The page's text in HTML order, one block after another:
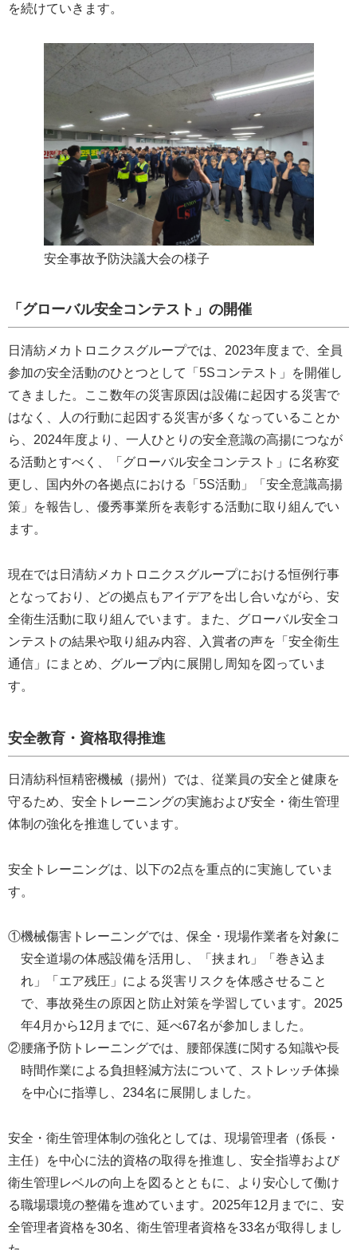
を続けていきます。
安全事故予防決議大会の様子
「グローバル安全コンテスト」の開催
日清紡メカトロニクスグループでは、2023年度まで、全員
参加の安全活動のひとつとして「5Sコンテスト」を開催し
てきました。ここ数年の災害原因は設備に起因する災害で
はなく、人の行動に起因する災害が多くなっていることか
ら、2024年度より、一人ひとりの安全意識の高揚につなが
る活動とすべく、「グローバル安全コンテスト」に名称変
更し、国内外の各拠点における「5S活動」「安全意識高揚
策」を報告し、優秀事業所を表彰する活動に取り組んでい
ます。
現在では日清紡メカトロニクスグループにおける恒例行事
となっており、どの拠点もアイデアを出し合いながら、安
全衛生活動に取り組んでいます。また、グローバル安全コ
ンテストの結果や取り組み内容、入賞者の声を「安全衛生
通信」にまとめ、グループ内に展開し周知を図っていま
す。
安全教育・資格取得推進
日清紡科恒精密機械（揚州）では、従業員の安全と健康を
守るため、安全トレーニングの実施および安全・衛生管理
体制の強化を推進しています。
安全トレーニングは、以下の2点を重点的に実施していま
す。
①機械傷害トレーニングでは、保全・現場作業者を対象に
安全道場の体感設備を活用し、「挟まれ」「巻き込ま
れ」「エア残圧」による災害リスクを体感させること
で、事故発生の原因と防止対策を学習しています。2025
年4月から12月までに、延べ67名が参加しました。
②腰痛予防トレーニングでは、腰部保護に関する知識や長
時間作業による負担軽減方法について、ストレッチ体操
を中心に指導し、234名に展開しました。
安全・衛生管理体制の強化としては、現場管理者（係長・
主任）を中心に法的資格の取得を推進し、安全指導および
衛生管理レベルの向上を図るとともに、より安心して働け
る職場環境の整備を進めています。2025年12月までに、安
全管理者資格を30名、衛生管理者資格を33名が取得しまし